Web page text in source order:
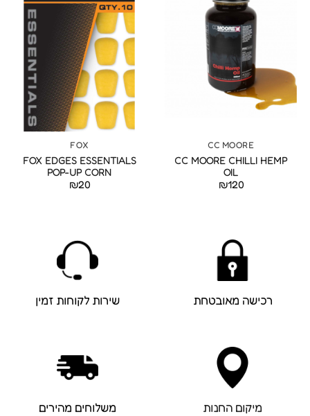
CC MOORE
CC MOORE CHILLI HEMP
OIL
₪120
FOX
FOX EDGES ESSENTIALS
POP-UP CORN
₪20
רכישה מאובטחת שירות לקוחות זמין
מיקום החנות משלוחים מהירים